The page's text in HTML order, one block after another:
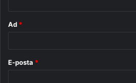
Ad *
E-posta *